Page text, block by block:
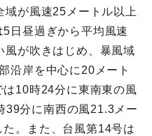
が風速25メートル以上
日昼過ぎから平均風速
風が吹きはじめ、暴風域
沿岸を中心に20メート
10時24分に東南東の風
39分に南西の風21.3メー
た。また、台風第14号は